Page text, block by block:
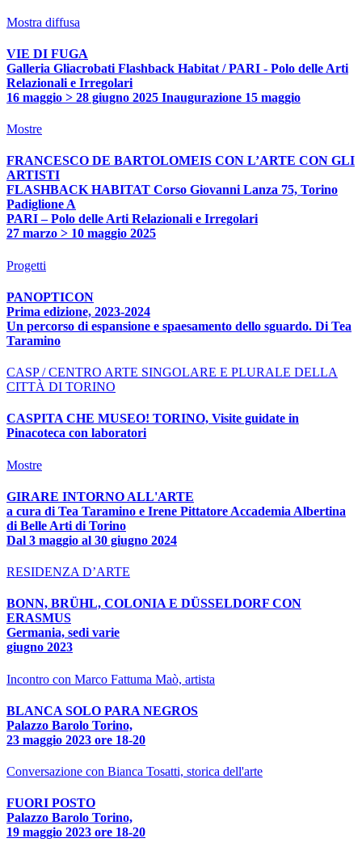
Mostra diffusa
VIE DI FUGA
Galleria Gliacrobati Flashback Habitat / PARI - Polo delle Arti
Relazionali e Irregolari
16 maggio > 28 giugno 2025 Inaugurazione 15 maggio
Mostre
FRANCESCO DE BARTOLOMEIS CON L’ARTE CON GLI
ARTISTI
FLASHBACK HABITAT Corso Giovanni Lanza 75, Torino
Padiglione A
PARI – Polo delle Arti Relazionali e Irregolari
27 marzo > 10 maggio 2025
Progetti
PANOPTICON
Prima edizione, 2023-2024
Un percorso di espansione e spaesamento dello sguardo. Di Tea
Taramino
CASP / CENTRO ARTE SINGOLARE E PLURALE DELLA
CITTÀ DI TORINO
CASPITA CHE MUSEO! TORINO, Visite guidate in
Pinacoteca con laboratori
Mostre
GIRARE INTORNO ALL'ARTE
a cura di Tea Taramino e Irene Pittatore Accademia Albertina
di Belle Arti di Torino
Dal 3 maggio al 30 giugno 2024
RESIDENZA D’ARTE
BONN, BRÜHL, COLONIA E DÜSSELDORF CON
ERASMUS
Germania, sedi varie
giugno 2023
Incontro con Marco Fattuma Maò, artista
BLANCA SOLO PARA NEGROS
Palazzo Barolo Torino,
23 maggio 2023 ore 18-20
Conversazione con Bianca Tosatti, storica dell'arte
FUORI POSTO
Palazzo Barolo Torino,
19 maggio 2023 ore 18-20